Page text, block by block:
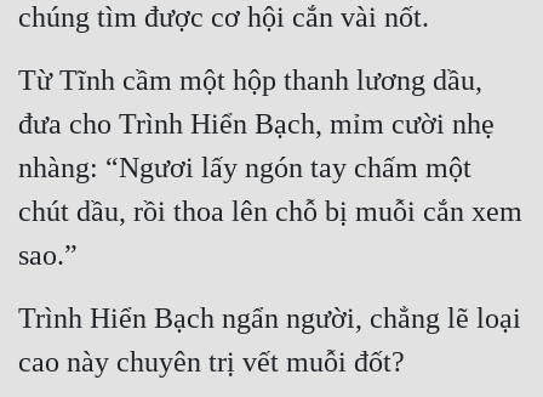
Làm Giàu
chúng tìm được cơ hội cắn vài nốt.
Từ Tĩnh cầm một hộp thanh lương dầu,
đưa cho Trình Hiển Bạch, mỉm cười nhẹ
nhàng: “Ngươi lấy ngón tay chấm một
chút dầu, rồi thoa lên chỗ bị muỗi cắn xem
sao.”
Trình Hiển Bạch ngẩn người, chẳng lẽ loại
cao này chuyên trị vết muỗi đốt?